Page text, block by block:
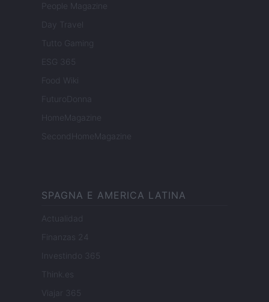
People Magazine
Day Travel
Tutto Gaming
ESG 365
Food Wiki
FuturoDonna
HomeMagazine
SecondHomeMagazine
SPAGNA E AMERICA LATINA
Actualidad
Finanzas 24
Investindo 365
Think.es
Viajar 365